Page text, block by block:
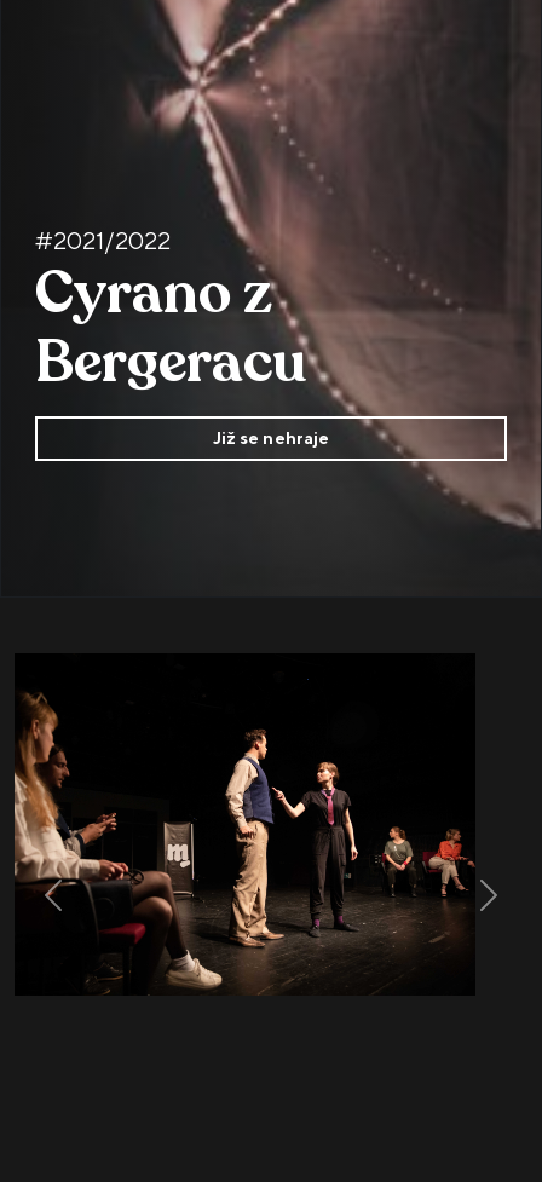
#2021/2022
Cyrano z
Bergeracu
Již se nehraje
Previous Next